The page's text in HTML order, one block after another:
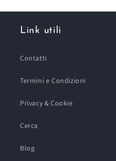
Link utili
Contatti
Termini e Condizioni
Privacy & Cookie
Cerca
Blog